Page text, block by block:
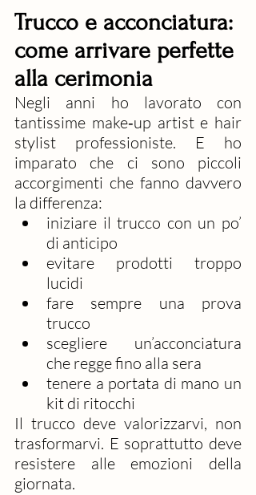
Trucco e acconciatura:
come arrivare perfette
alla cerimonia
Negli anni ho lavorato con
tantissime make‑up artist e hair
stylist professioniste. E ho
imparato che ci sono piccoli
accorgimenti che fanno davvero
la differenza:
iniziare il trucco con un po’
di anticipo
evitare prodotti troppo
lucidi
fare sempre una prova
trucco
scegliere un’acconciatura
che regge fino alla sera
tenere a portata di mano un
kit di ritocchi
Il trucco deve valorizzarvi, non
trasformarvi. E soprattutto deve
resistere alle emozioni della
giornata.